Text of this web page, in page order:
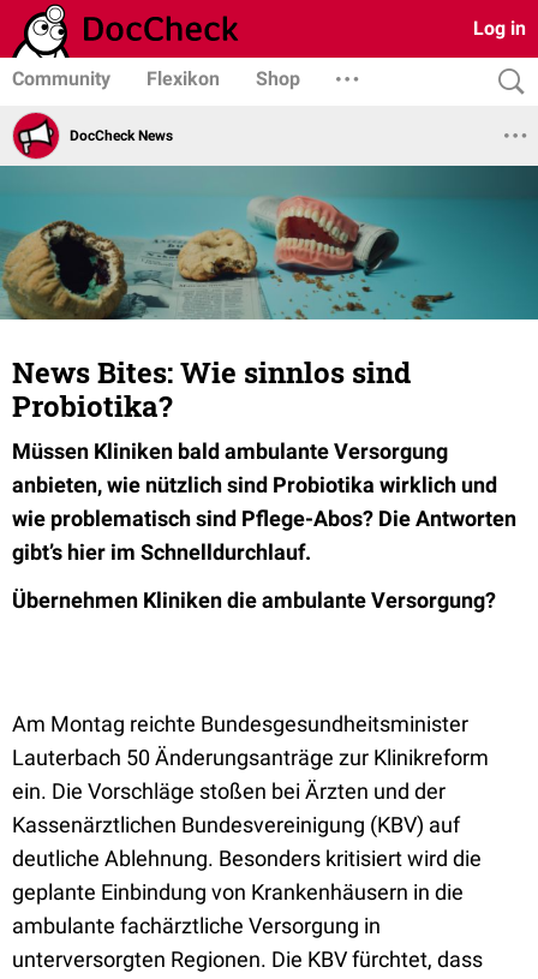
Log in
Community Flexikon Shop
DocCheck News
News Bites: Wie sinnlos sind
Probiotika?
Müssen Kliniken bald ambulante Versorgung
anbieten, wie nützlich sind Probiotika wirklich und
wie problematisch sind Pflege-Abos? Die Antworten
gibt’s hier im Schnelldurchlauf.
Übernehmen Kliniken die ambulante Versorgung?
Am Montag reichte Bundesgesundheitsminister
Lauterbach 50 Änderungsanträge zur Klinikreform
ein. Die Vorschläge stoßen bei Ärzten und der
Kassenärztlichen Bundesvereinigung (KBV) auf
deutliche Ablehnung. Besonders kritisiert wird die
geplante Einbindung von Krankenhäusern in die
ambulante fachärztliche Versorgung in
unterversorgten Regionen. Die KBV fürchtet, dass